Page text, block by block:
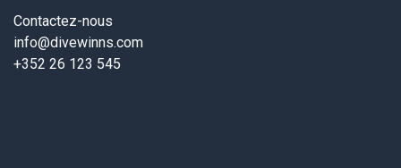
Contactez-nous
info@divewinns.com
+352 26 123 545